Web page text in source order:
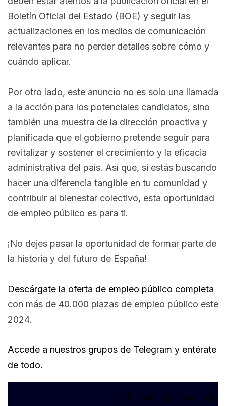
Boletín Oficial del Estado (BOE) y seguir las
actualizaciones en los medios de comunicación
relevantes para no perder detalles sobre cómo y
cuándo aplicar.
Por otro lado, este anuncio no es solo una llamada
a la acción para los potenciales candidatos, sino
también una muestra de la dirección proactiva y
planificada que el gobierno pretende seguir para
revitalizar y sostener el crecimiento y la eficacia
administrativa del país. Así que, si estás buscando
hacer una diferencia tangible en tu comunidad y
contribuir al bienestar colectivo, esta oportunidad
de empleo público es para ti.
¡No dejes pasar la oportunidad de formar parte de
la historia y del futuro de España!
Descárgate la oferta de empleo público completa
con más de 40.000 plazas de empleo público este
2024.
Accede a nuestros grupos de Telegram y entérate
de todo.